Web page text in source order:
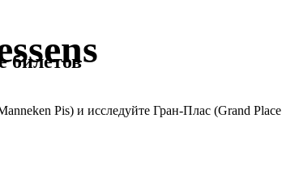
Pis) и исследуйте Гран-Плас (Grand Place
билетов